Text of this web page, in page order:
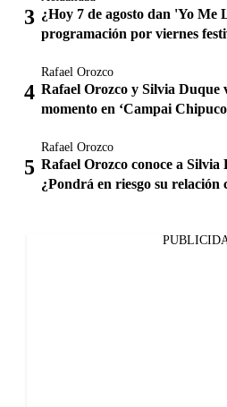
¿Hoy 7 de agosto dan 'Yo Me
programación por viernes
Rafael Orozco
Rafael Orozco y Silvia Duque
momento en ‘Campai
Rafael Orozco
Rafael Orozco conoce a
¿Pondrá en riesgo su relación